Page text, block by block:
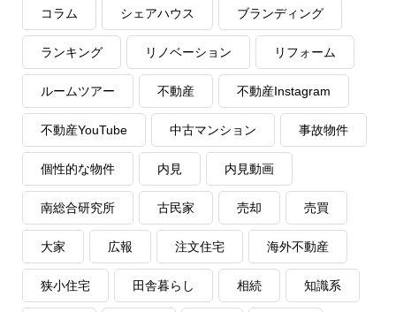
コラム シェアハウス ブランディング
ランキング リノベーション リフォーム
ルームツアー 不動産 不動産Instagram
不動産YouTube 中古マンション 事故物件
個性的な物件 内見 内見動画
南総合研究所 古民家 売却 売買
大家 広報 注文住宅 海外不動産
狭小住宅 田舎暮らし 相続 知識系